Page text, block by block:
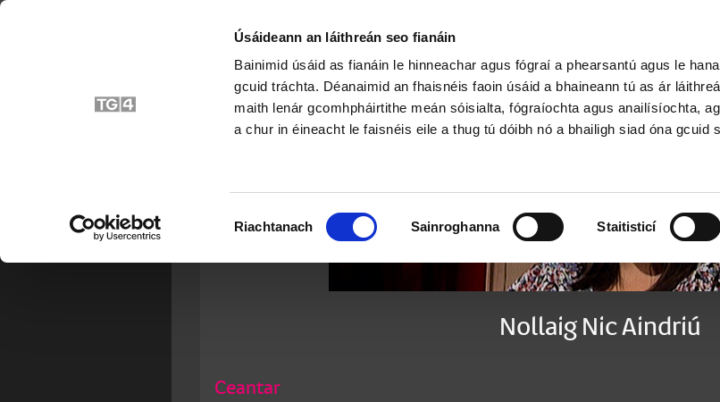
Úsáideann an láithreán seo fianáin
Bainimid úsáid as fianáin le hinneachar agus fógraí a phearsantú agus le
gcuid tráchta. Déanaimid an fhaisnéis faoin úsáid a bhaineann tú as ár
maith lenár gcomhpháirtithe meán sóisialta, fógraíochta agus anailísíochta,
a chur in éineacht le faisnéis eile a thug tú dóibh nó a bhailigh siad óna gcuid
Riachtanach Sainroghanna Staitisticí
Nollaig Nic Aindriú
Ceantar